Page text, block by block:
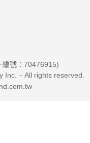
編號：70476915)
Inc. – All rights reserved.